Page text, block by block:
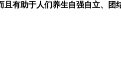
有助于人们养生自强自立、